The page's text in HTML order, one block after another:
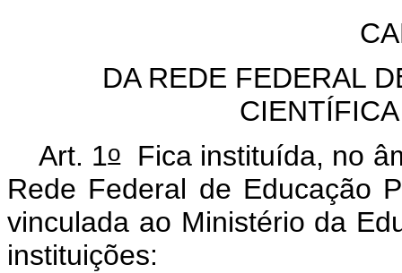
DA REDE FEDERAL
Art. 1oFica instituída, no
Rede Federal de Educação
vinculada ao Ministério da
instituições: